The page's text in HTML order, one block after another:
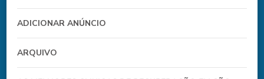
ADICIONAR ANÚNCIO
ARQUIVO